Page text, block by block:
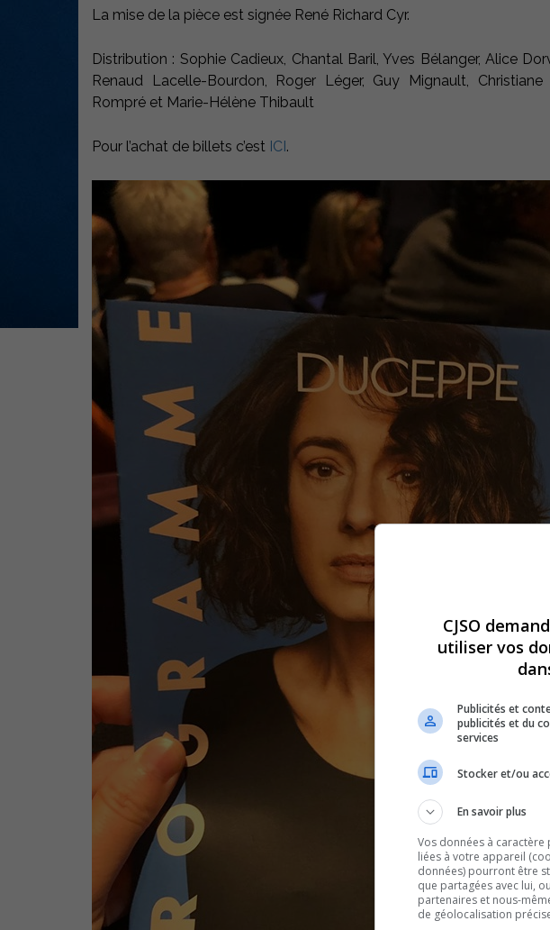
La mise de la pièce est signée René Richard Cyr.
Distribution : Sophie Cadieux, Chantal Baril, Yves Bélanger, Alice
Renaud Lacelle-Bourdon, Roger Léger, Guy Mignault,
Rompré et Marie-Hélène Thibault
Pour l’achat de billets c’est ICI .
CJSO
utiliser vos
Publicités et
publicités et du
services
Stocker et/ou
En savoir plus
Vos données à
liées à votre appareil
données) pourront être
que partagées avec lui,
partenaires et nous-
de géolocalisation